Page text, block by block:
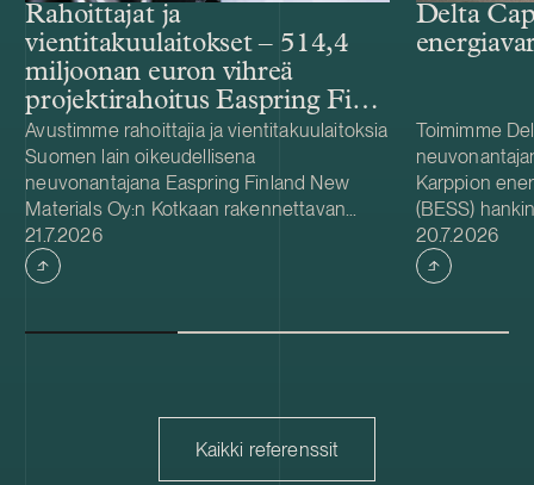
Rahoittajat ja
vientitakuulaitokset – 514,4
miljoonan euron vihreä
projektirahoitus Easpring Finland
New Materialsin CAM-
tehtaalle
Avustimme rahoittajia ja vientitakuulaitoksia
Suomen lain oikeudellisena
neuvonantajana Easpring Finland New
Materials Oy:n Kotkaan rakennettavan
katodiaktiivimateriaalia (CAM) valmistavan
tehtaan kehittämiseen ja rakentamiseen
liittyvässä 514,4 miljoonan euron vihreässä
Easpring Finland New Materials on Beijing
omistama yhteisyritys. Rahoituksen myönsi
kuusi kansainvälistä liikepankkia. Société
Julkaistu
21.7.2026
Delta
Toimimme
Karppion
(BESS)
Energyltä.
hankkeen
Foundationin
on 125 MW /
Julkaistu
20.7.2026
Kaikki referenssit